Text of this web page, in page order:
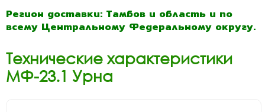
Регион доставки: Тамбов и область и по
всему Центральному Федеральному округу.
Технические характеристики
МФ-23.1 Урна